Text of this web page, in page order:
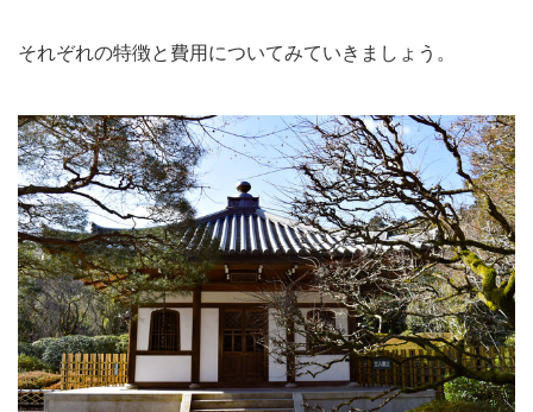
それぞれの特徴と費用についてみていきましょう。